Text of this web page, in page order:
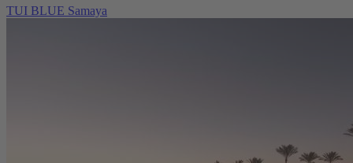
TUI BLUE Samaya